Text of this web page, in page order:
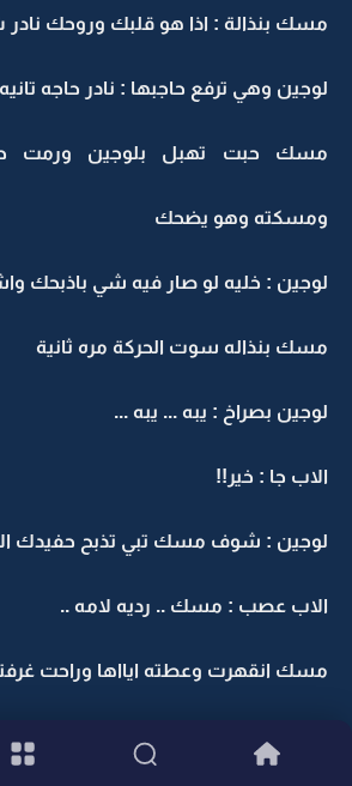
مسك بنذالة : اذا هو قلبك وروحك
لوجين وهي ترفع حاجبها : نادر حاجه تانيه
مسك حبت تهبل بلوجين ورمت
ومسكته وهو يضحك
لوجين : خليه لو صار فيه شي باذبحك
مسك بنذاله سوت الحركة مره ثانية
لوجين بصراخ : يبه ... يبه ...
الاب جا : خير!!
لوجين : شوف مسك تبي تذبح حفيدك
الاب عصب : مسك .. رديه لامه ..
مسك انقهرت وعطته ايااها وراحت